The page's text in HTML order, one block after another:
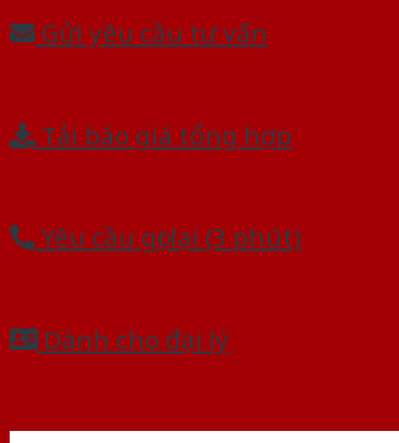
Gửi yêu cầu tư vấn
Tải báo giá tổng hợp
Yêu cầu gọi lại (3 phút)
Dành cho đại lý